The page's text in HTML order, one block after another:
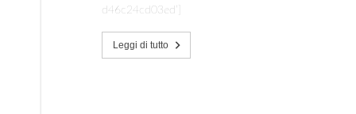
d46c24cd03ed’]
Leggi di tutto